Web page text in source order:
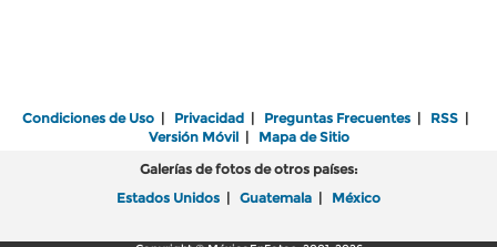
Condiciones de Uso | Privacidad | Preguntas Frecuentes | RSS |
Versión Móvil| Mapa de Sitio
Galerías de fotos de otros países:
Estados Unidos | Guatemala | México